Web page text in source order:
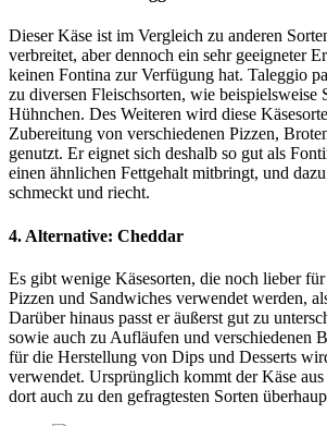
Dieser Käse ist im Vergleich zu anderen
verbreitet, aber dennoch ein sehr geeigneter
keinen Fontina zur Verfügung hat. Taleggio
zu diversen Fleischsorten, wie beispielsweise
Hühnchen. Des Weiteren wird diese
Zubereitung von verschiedenen Pizzen,
genutzt. Er eignet sich deshalb so gut als
einen ähnlichen Fettgehalt mitbringt, und
schmeckt und riecht.
4. Alternative: Cheddar
Es gibt wenige Käsesorten, die noch lieber
Pizzen und Sandwiches verwendet werden,
Darüber hinaus passt er äußerst gut zu
sowie auch zu Aufläufen und verschiedenen
für die Herstellung von Dips und Desserts
verwendet. Ursprünglich kommt der Käse
dort auch zu den gefragtesten Sorten